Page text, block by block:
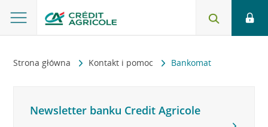
Strona główna Kontakt i pomoc Bankomat
Newsletter banku Credit Agricole